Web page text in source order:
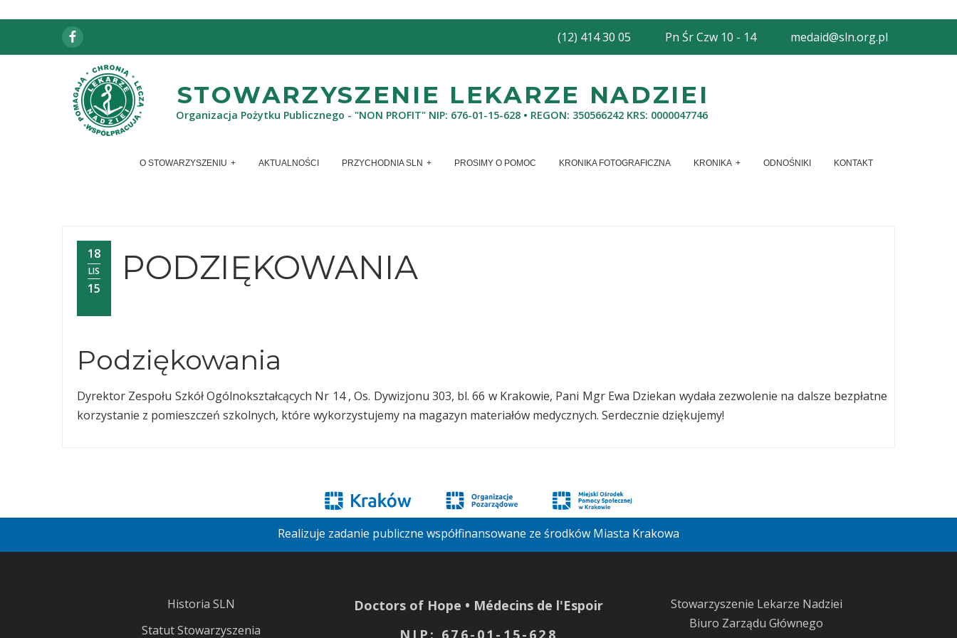
Facebook (12) 414 30 05 Pn Śr Czw 10 - 14 medaid@sln.org.pl
STOWARZYSZENIE LEKARZE NADZIEI
Organizacja Pożytku Publicznego - "NON PROFIT" NIP: 676-01-15-628 • REGON: 350566242 KRS: 0000047746
O STOWARZYSZENIU AKTUALNOŚCI PRZYCHODNIA SLN PROSIMY O POMOC KRONIKA FOTOGRAFICZNA KRONIKA ODNOŚNIKI KONTAKT
18
LIS
15
PODZIĘKOWANIA
Podziękowania
Dyrektor Zespołu Szkół Ogólnokształcących Nr 14 , Os. Dywizjonu 303, bl. 66 w Krakowie, Pani Mgr Ewa Dziekan wydała zezwolenie na dalsze bezpłatne
korzystanie z pomieszczeń szkolnych, które wykorzystujemy na magazyn materiałów medycznych. Serdecznie dziękujemy!
Realizuje zadanie publiczne współfinansowane ze środków Miasta Krakowa
Historia SLN
Statut Stowarzyszenia
Doctors of Hope • Médecins de l'Espoir
NIP: 676-01-15-628
Stowarzyszenie Lekarze Nadziei
Biuro Zarządu Głównego